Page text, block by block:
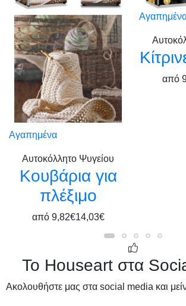
Αγαπημένα
Αυτοκόλλητο Ψυγείου
Κουβάρια για
πλέξιμο
από 9,82€14,03€
από
Το Houseart στα
Ακολουθήστε μας στα social media και